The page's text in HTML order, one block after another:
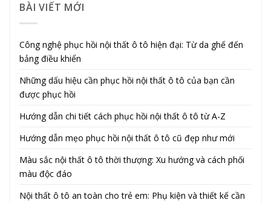
BÀI VIẾT MỚI
Công nghệ phục hồi nội thất ô tô hiện đại: Từ da ghế đến
bảng điều khiển
Những dấu hiệu cần phục hồi nội thất ô tô của bạn cần
được phục hồi
Hướng dẫn chi tiết cách phục hồi nội thất ô tô từ A-Z
Hướng dẫn mẹo phục hồi nội thất ô tô cũ đẹp như mới
Màu sắc nội thất ô tô thời thượng: Xu hướng và cách phối
màu độc đáo
Nội thất ô tô an toàn cho trẻ em: Phụ kiện và thiết kế cần